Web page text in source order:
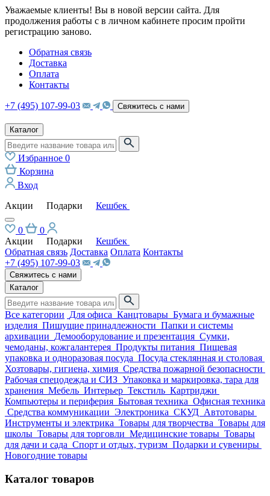
Уважаемые клиенты! Вы в новой версии сайта. Для
продолжения работы с в личном кабинете просим пройти
регистрацию заново.
Обратная связь
Доставка
Оплата
Контакты
+7 (495) 107-99-03 Свяжитесь с нами
Каталог
Избранное 0
Корзина
Вход
Акции
Подарки Кешбек
0
0
Акции
Подарки
Кешбек
Обратная связь Доставка Оплата Контакты
+7 (495) 107-99-03
Свяжитесь с нами
Каталог
Все категории Для офиса Канцтовары Бумага и бумажные
изделия Пишущие принадлежности Папки и системы
архивации Демооборудование и презентация Сумки,
чемоданы, кожгалантерея Продукты питания Пищевая
упаковка и одноразовая посуда Посуда стеклянная и столовая
Хозтовары, гигиена, химия Средства пожарной безопасности
Рабочая спецодежда и СИЗ Упаковка и маркировка, тара для
хранения Мебель Интерьер Текстиль Картриджи
Компьютеры и периферия Бытовая техника Офисная техника
Средства коммуникации Электроника СКУД Автотовары
Инструменты и электрика Товары для творчества Товары для
школы Товары для торговли Медицинские товары Товары
для дачи и сада Спорт и отдых, туризм Подарки и сувениры
Новогодние товары
Каталог товаров